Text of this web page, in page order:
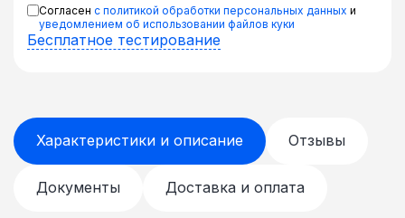
Согласен с политикой обработки персональных данных и
уведомлением об использовании файлов куки
Бесплатное тестирование
Характеристики и описание Отзывы
Документы Доставка и оплата